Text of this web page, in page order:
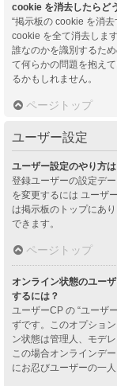
cookie を消去したらど
“掲示板の cookie を消
cookie を全て消去しま
誰なのかを識別するた
て何らかの問題を抱え
るかもしれません。
ページトップ
ユーザー設定
ユーザー設定のやり方は
登録ユーザーの設定デ
を変更するには ユーザ
は掲示板のトップにあ
できます。
ページトップ
オンライン状態のユー
するには？
ユーザーCP の “ユーザ
ずです。このオプショ
ン状態は管理人、モデ
この場合オンラインデ
にお忍びユーザーの一